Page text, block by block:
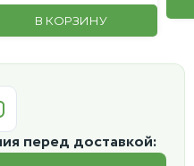
В КОРЗИНУ
перед доставкой: